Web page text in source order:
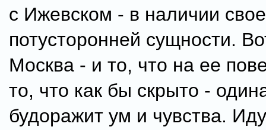
с Ижевском - в наличии
потусторонней сущности.
Москва - и то, что на ее
то, что как бы скрыто -
будоражит ум и чувства.